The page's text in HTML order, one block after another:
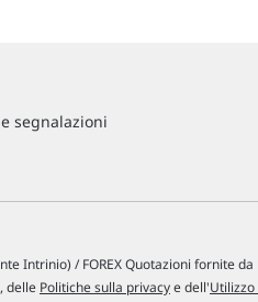
segnalazioni
Intrinio) / FOREX Quotazioni fornite da
, delle Politiche sulla privacye dell'